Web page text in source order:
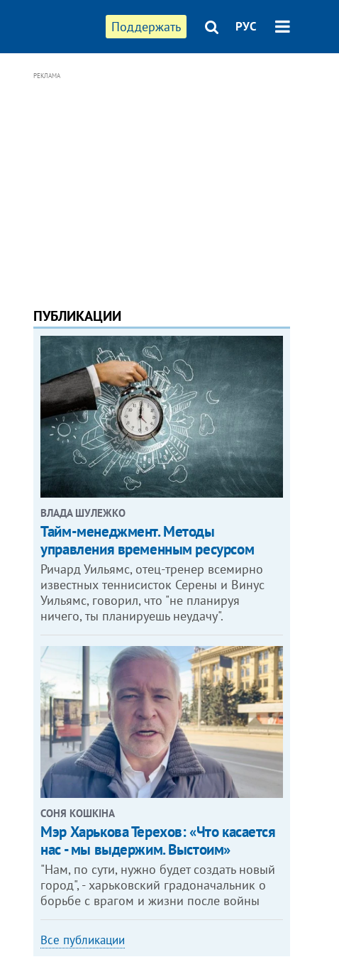
Поддержать РУС
РЕКЛАМА
ПУБЛИКАЦИИ
ВЛАДА ШУЛЕЖКО
Тайм-менеджмент. Методы
управления временным ресурсом
Ричард Уильямс, отец-тренер всемирно
известных теннисисток Серены и Винус
Уильямс, говорил, что "не планируя
ничего, ты планируешь неудачу".
СОНЯ КОШКІНА
Мэр Харькова Терехов: «Что касается
нас - мы выдержим. Выстоим»
"Нам, по сути, нужно будет создать новый
город", - харьковский градоначальник о
борьбе с врагом и жизни после войны
Все публикации